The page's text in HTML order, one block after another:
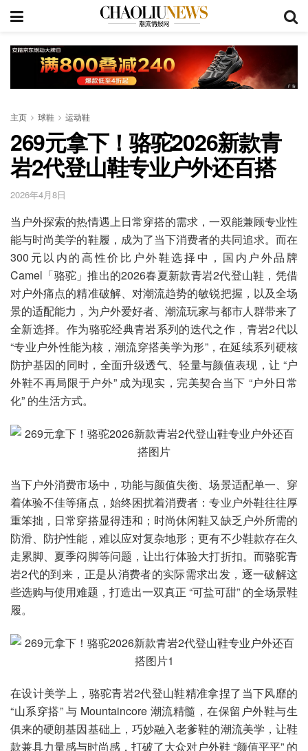
主页 球鞋 运动鞋
269元拿下！骆驼2026新款青
岩2代登山鞋专业户外还百搭
2026年4月8日
当户外探索的热情遇上日常穿搭的需求，一双能兼顾专业性
能与时尚美学的鞋履，成为了当下消费者的共同追求。而在
300元以内的高性价比户外鞋选择中，国内户外品牌
Camel「骆驼」推出的2026春夏新款青岩2代登山鞋，凭借
对户外痛点的精准破解、对潮流趋势的敏锐把握，以及全场
景的适配能力，为户外爱好者、潮流玩家与都市人群带来了
全新选择。作为骆驼经典青岩系列的迭代之作，青岩2代以
“专业户外性能为核，潮流穿搭美学为形”，在延续系列硬核
防护基因的同时，全面升级透气、轻量与颜值表现，让 “户
外鞋不再局限于户外” 成为现实，完美契合当下 “户外日常
化” 的生活方式。
当下户外消费市场中，功能与颜值失衡、场景适配单一、穿
着体验不佳等痛点，始终困扰着消费者：专业户外鞋往往厚
重笨拙，日常穿搭显得违和；时尚休闲鞋又缺乏户外所需的
防滑、防护性能，难以应对复杂地形；更有不少鞋款存在久
走累脚、夏季闷脚等问题，让出行体验大打折扣。而骆驼青
岩2代的到来，正是从消费者的实际需求出发，逐一破解这
些选购与使用难题，打造出一双真正 “可盐可甜” 的全场景鞋
履。
在设计美学上，骆驼青岩2代登山鞋精准拿捏了当下风靡的
“山系穿搭” 与 Mountaincore 潮流精髓，在保留户外鞋与生
俱来的硬朗基因基础上，巧妙融入老爹鞋的潮流美学，让鞋
款兼具力量感与时尚感，打破了大众对户外鞋 “颜值平平” 的